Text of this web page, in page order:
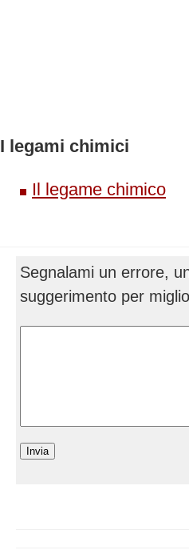
I legami chimici
Il legame chimico
Segnalami un errore,
suggerimento per